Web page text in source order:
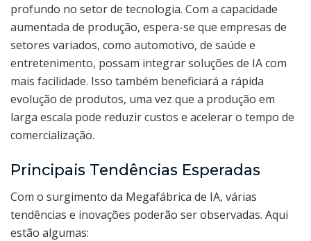
profundo no setor de tecnologia. Com a capacidade
aumentada de produção, espera-se que empresas de
setores variados, como automotivo, de saúde e
entretenimento, possam integrar soluções de IA com
mais facilidade. Isso também beneficiará a rápida
evolução de produtos, uma vez que a produção em
larga escala pode reduzir custos e acelerar o tempo de
comercialização.
Principais Tendências Esperadas
Com o surgimento da Megafábrica de IA, várias
tendências e inovações poderão ser observadas. Aqui
estão algumas: